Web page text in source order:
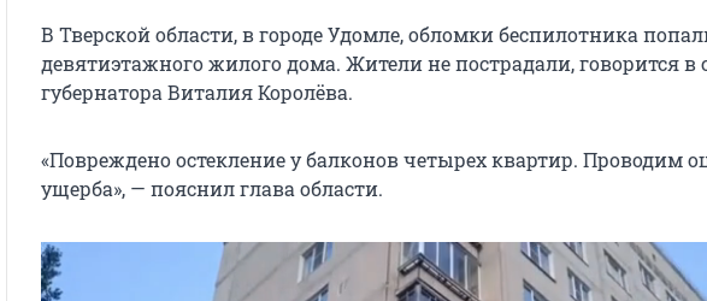
В Тверской области, в городе Удомле, обломки беспилотника
девятиэтажного жилого дома. Жители не пострадали, говорится в
губернатора Виталия Королёва.
«Повреждено остекление у балконов четырех квартир. Проводим
ущерба», — пояснил глава области.